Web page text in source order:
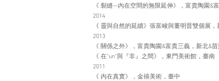
《 裂縫—內在空間的無限延伸》，富貴陶園&
2014
《 靈與自然的延續》張富峻與董明晋雙個展
​​​2013
《 關係之外》，富貴陶園&富貴三義，新北&
《 在“un”與『非』之間》，東門美術館，臺南
2011
《 內在真實》，金禧美術，臺中